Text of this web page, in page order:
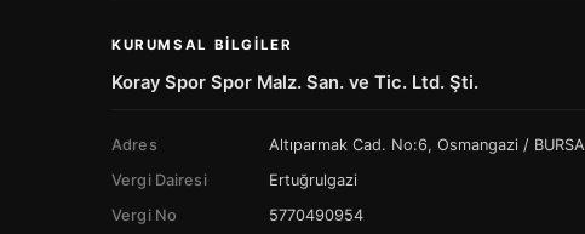
KURUMSAL BILGILER
Koray Spor Spor Malz. San. ve Tic. Ltd. Şti.
Adres
Altıparmak Cad. No:6, Osmangazi / BURSA
Vergi Dairesi
Ertuğrulgazi
Vergi No
5770490954